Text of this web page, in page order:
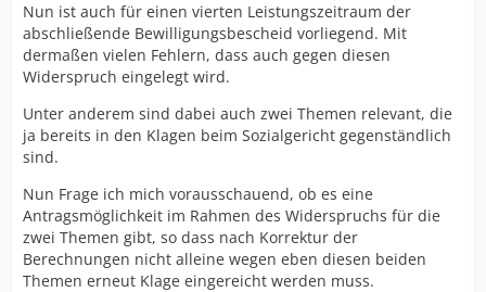
Nun ist auch für einen vierten Leistungszeitraum der
abschließende Bewilligungsbescheid vorliegend. Mit
dermaßen vielen Fehlern, dass auch gegen diesen
Widerspruch eingelegt wird.
Unter anderem sind dabei auch zwei Themen relevant, die
ja bereits in den Klagen beim Sozialgericht gegenständlich
sind.
Nun Frage ich mich vorausschauend, ob es eine
Antragsmöglichkeit im Rahmen des Widerspruchs für die
zwei Themen gibt, so dass nach Korrektur der
Berechnungen nicht alleine wegen eben diesen beiden
Themen erneut Klage eingereicht werden muss.